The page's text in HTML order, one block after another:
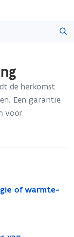
de herkomst
Een garantie
voor
of warmte-